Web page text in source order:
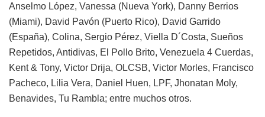
Anselmo López, Vanessa (Nueva York), Danny Berrios
(Miami), David Pavón (Puerto Rico), David Garrido
(España), Colina, Sergio Pérez, Viella D´Costa, Sueños
Repetidos, Antidivas, El Pollo Brito, Venezuela 4 Cuerdas,
Kent & Tony, Victor Drija, OLCSB, Victor Morles, Francisco
Pacheco, Lilia Vera, Daniel Huen, LPF, Jhonatan Moly,
Benavides, Tu Rambla; entre muchos otros.